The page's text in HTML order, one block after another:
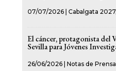
07/07/2026| Cabalgata 2027
El cáncer, protagonista del
Sevilla para Jóvenes
26/06/2026| Notas de Prensa